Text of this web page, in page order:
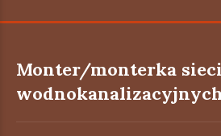
Monter/monterka sieci